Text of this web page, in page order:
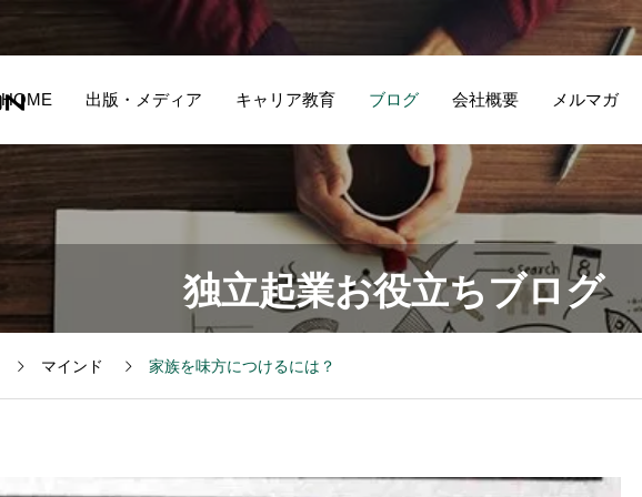
HOME 出版・メディア キャリア教育 ブログ 会社概要 メルマガ
独立起業お役立ちブログ
マインド 家族を味方につけるには？